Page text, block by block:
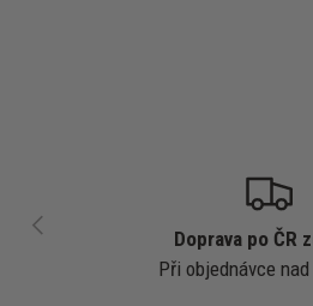
PŘEDCHOZÍ
Doprava po ČR
Při objednávce